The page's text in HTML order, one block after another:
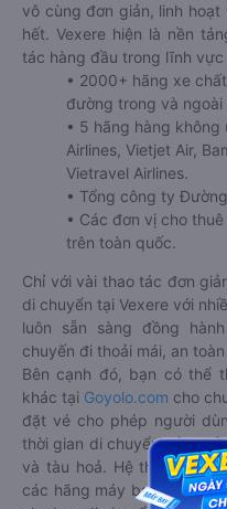
vô cùng đơn giản, linh
hết. Vexere hiện là nền
tác hàng đầu trong lĩnh vực
• 2000+ hãng xe
đường trong và ngoài
• 5 hãng hàng không
Airlines, Vietjet Air,
Vietravel Airlines.
• Tổng công ty
• Các đơn vị cho
trên toàn quốc.
Chỉ với vài thao tác đơn
di chuyển tại Vexere với
luôn sẵn sàng đồng
chuyến đi thoải mái, an
Bên cạnh đó, bạn có thể
khác tại Goyolo.com cho
đặt vé cho phép người
thời gian di chuyển của
và tàu hoả. Hệ thống của
các hãng máy bay, xe